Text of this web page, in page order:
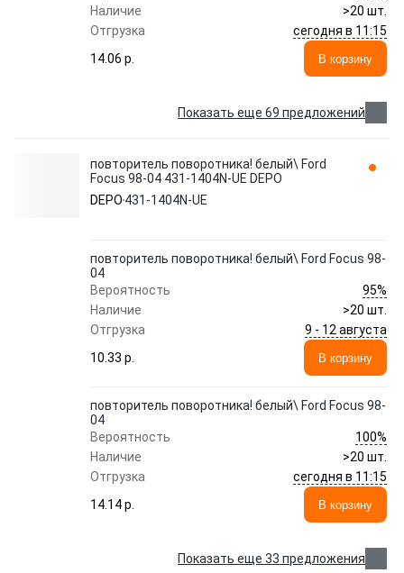
Наличие
>20 шт.
Отгрузка
сегодня в 11:15
14.06 p.
В корзину
Показать еще 69 предложений
повторитель поворотника! белый\ Ford
Focus 98-04 431-1404N-UE DEPO
DEPO 431-1404N-UE
повторитель поворотника! белый\ Ford Focus 98-
04
Вероятность
95%
Наличие
>20 шт.
Отгрузка
9 - 12 августа
10.33 p.
В корзину
повторитель поворотника! белый\ Ford Focus 98-
04
Вероятность
100%
Наличие
>20 шт.
Отгрузка
сегодня в 11:15
14.14 p.
В корзину
Показать еще 33 предложения